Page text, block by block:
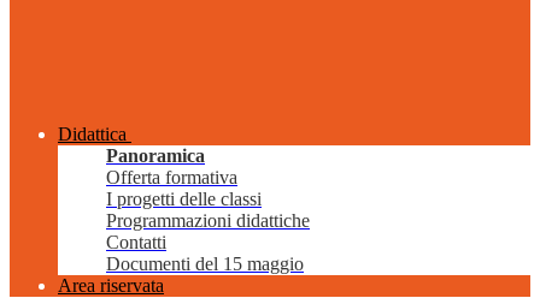
Didattica
Panoramica
Offerta formativa
I progetti delle classi
Programmazioni didattiche
Contatti
Documenti del 15 maggio
Area riservata